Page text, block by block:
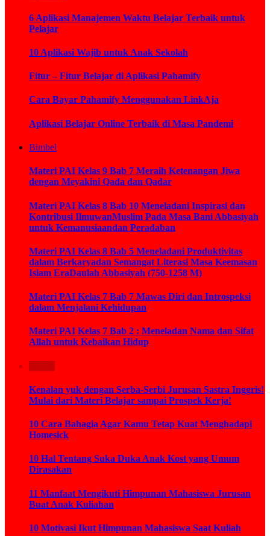
6 Aplikasi Manajemen Waktu Belajar Terbaik untuk
Pelajar
10 Aplikasi Wajib untuk Anak Sekolah
Fitur – Fitur Belajar di Aplikasi Pahamify
Cara Bayar Pahamify Menggunakan LinkAja
Aplikasi Belajar Online Terbaik di Masa Pandemi
Bimbel
Materi PAI Kelas 9 Bab 7 Meraih Ketenangan Jiwa
dengan Meyakini Qada dan Qadar
Materi PAI Kelas 8 Bab 10 Meneladani Inspirasi dan
Kontribusi IlmuwanMuslim Pada Masa Bani Abbasiyah
untuk Kemanusiaandan Peradaban
Materi PAI Kelas 8 Bab 5 Meneladani Produktivitas
dalam Berkaryadan Semangat Literasi Masa Keemasan
Islam EraDaulah Abbasiyah (750-1258 M)
Materi PAI Kelas 7 Bab 7 Mawas Diri dan Introspeksi
dalam Menjalani Kehidupan
Materi PAI Kelas 7 Bab 2 : Meneladan Nama dan Sifat
Allah untuk Kebaikan Hidup
Kenalan yuk dengan Serba-Serbi Jurusan Sastra Inggris!
Mulai dari Materi Belajar sampai Prospek Kerja!
10 Cara Bahagia Agar Kamu Tetap Kuat Menghadapi
Homesick
10 Hal Tentang Suka Duka Anak Kost yang Umum
Dirasakan
11 Manfaat Mengikuti Himpunan Mahasiswa Jurusan
Buat Anak Kuliahan
10 Motivasi Ikut Himpunan Mahasiswa Saat Kuliah